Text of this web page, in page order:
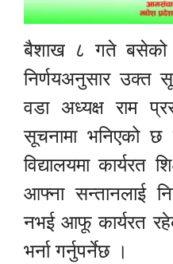
बैशाख ८ गते बसेको
निर्णयअनुसार उक्त
वडा अध्यक्ष राम
सूचनामा भनिएको छ
विद्यालयमा कार्यरत
आफ्ना सन्तानलाई
नभई आफू कार्यरत
भर्ना गर्नुपर्नेछ ।